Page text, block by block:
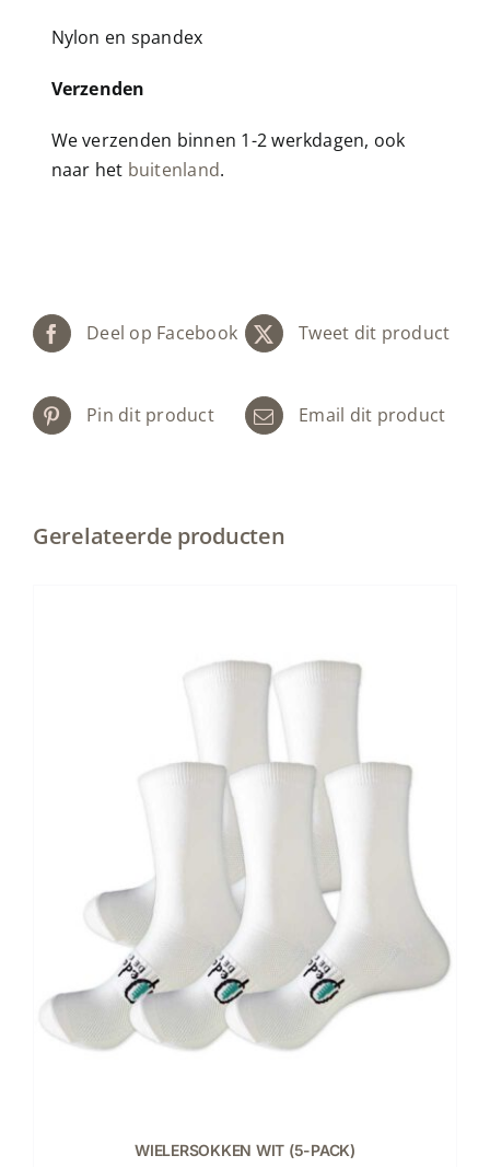
Nylon en spandex
Verzenden
We verzenden binnen 1-2 werkdagen, ook
naar het buitenland.
Deel op Facebook Tweet dit product
Pin dit product Email dit product
Gerelateerde producten
WIELERSOKKEN WIT (5-PACK)